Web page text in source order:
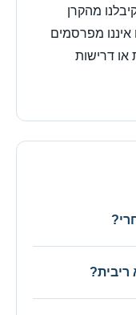
מהקרן
מפרסמים
או דרישות